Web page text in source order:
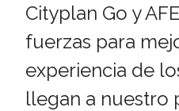
Cityplan Go y
fuerzas para
experiencia de
llegan a nuestro